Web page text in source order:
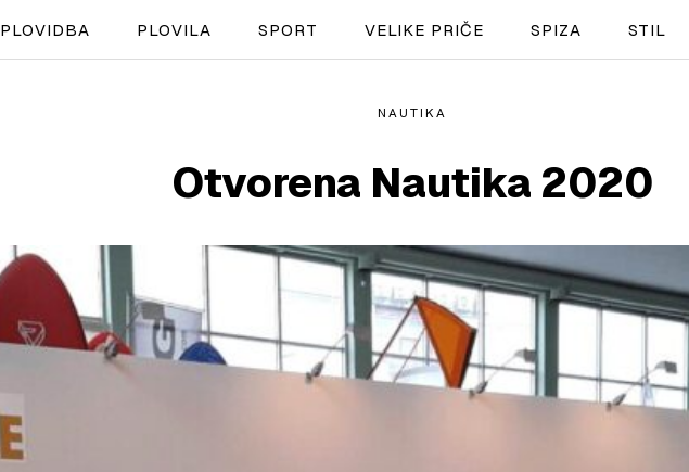
SPORT
PLOVILA
PLOVIDBA
SPIZA
VELIKE PRIČE
PLOVIDBA PLOVILA SPORT VELIKE PRIČE SPIZA STIL
NAUTIKA
Otvorena Nautika 2020